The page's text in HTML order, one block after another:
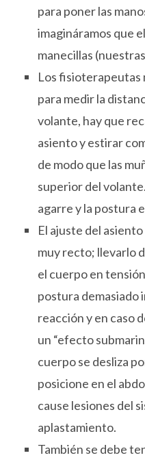
para poner las
imagináramos que
manecillas
Los fisioterapeutas
para medir la
volante, hay que
asiento y estirar
de modo que las
superior del
agarre y la postura
El ajuste del
muy recto; llevarlo
el cuerpo en
postura demasiado
reacción y en caso
un “efecto
cuerpo se desliza
posicione en el
cause lesiones del
aplastamiento.
También se debe